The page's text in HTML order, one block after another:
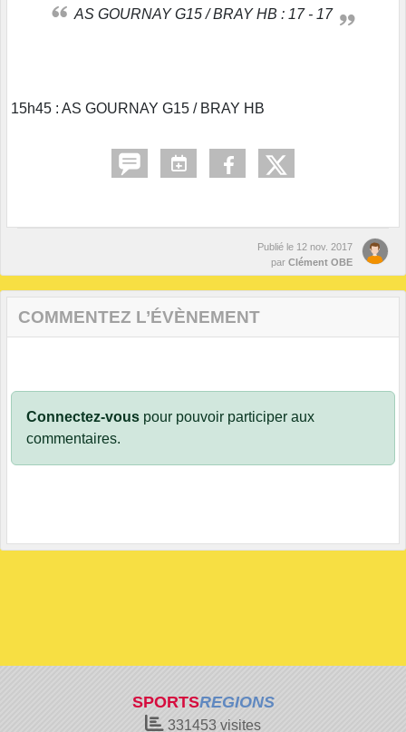
AS GOURNAY G15 / BRAY HB : 17 - 17
15h45 : AS GOURNAY G15 / BRAY HB
Publié le 12 nov. 2017
par Clément OBE
COMMENTEZ L’ÉVÈNEMENT
Connectez-vous pour pouvoir participer aux
commentaires.
SPORTSREGIONS
331453 visites